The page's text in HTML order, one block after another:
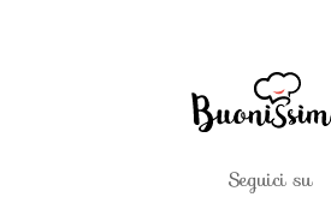
Seguici su